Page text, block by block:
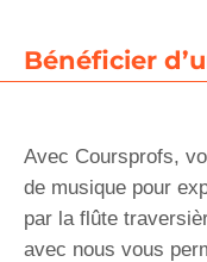
Bénéficier
Avec Coursprofs,
de musique pour
par la flûte
avec nous vous